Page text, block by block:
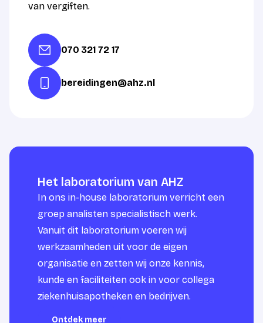
van vergiften.
070 321 72 17
bereidingen@ahz.nl
Het laboratorium van AHZ
In ons in-house laboratorium verricht een
groep analisten specialistisch werk.
Vanuit dit laboratorium voeren wij
werkzaamheden uit voor de eigen
organisatie en zetten wij onze kennis,
kunde en faciliteiten ook in voor collega
ziekenhuisapotheken en bedrijven.
Ontdek meer